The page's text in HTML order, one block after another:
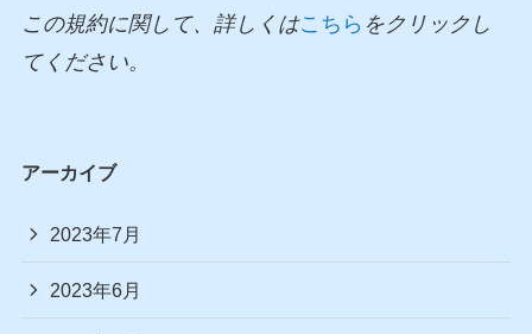
この規約に関して、詳しくはこちら をクリックし
てください。
アーカイブ
2023年7月
2023年6月